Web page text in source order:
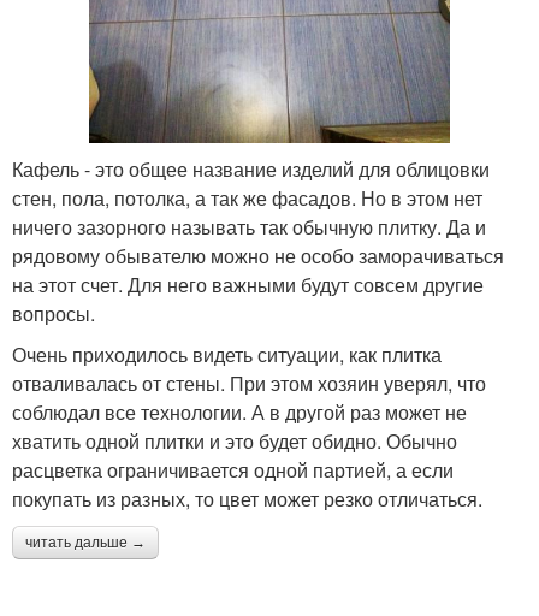
Кафель - это общее название изделий для облицовки
стен, пола, потолка, а так же фасадов. Но в этом нет
ничего зазорного называть так обычную плитку. Да и
рядовому обывателю можно не особо заморачиваться
на этот счет. Для него важными будут совсем другие
вопросы.
Очень приходилось видеть ситуации, как плитка
отваливалась от стены. При этом хозяин уверял, что
соблюдал все технологии. А в другой раз может не
хватить одной плитки и это будет обидно. Обычно
расцветка ограничивается одной партией, а если
покупать из разных, то цвет может резко отличаться.
читать дальше →